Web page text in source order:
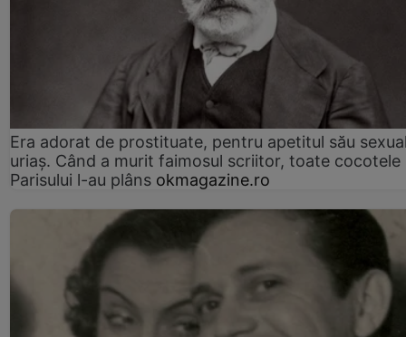
Era adorat de prostituate, pentru apetitul său
uriaș. Când a murit faimosul scriitor, toate cocotele
Parisului l-au plâns okmagazine.ro